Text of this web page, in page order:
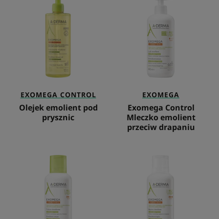
emolient
pod
prysznic
EXOMEGA CONTROL
Olejek emolient pod
prysznic
emolient
przeciw
drapaniu
EXOMEGA
Exomega Control
Mleczko emolient
przeciw drapaniu
Krem
emolient